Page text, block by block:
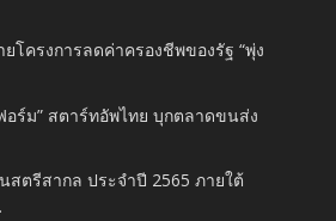
ยโครงการลดค่าครองชีพของรัฐ “พุ่ง
ร์ม” สตาร์ทอัพไทย บุกตลาดขนส่ง
สตรีสากล ประจำปี 2565 ภายใต้